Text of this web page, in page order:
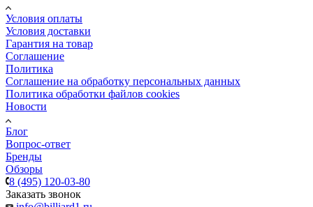
Условия оплаты
Условия доставки
Гарантия на товар
Соглашение
Политика
Соглашение на обработку персональных данных
Политика обработки файлов cookies
Новости
Блог
Вопрос-ответ
Бренды
Обзоры
8 (495) 120-03-80
Заказать звонок